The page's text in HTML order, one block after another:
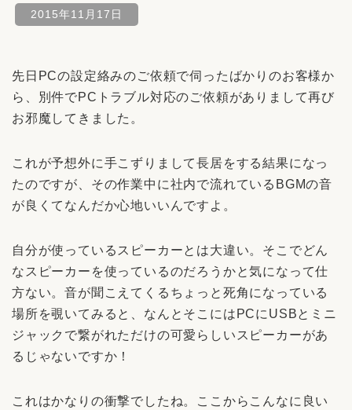
2015年11月17日
先日PCの設定絡みのご依頼で伺ったばかりのお客様か
ら、別件でPCトラブル対応のご依頼がありまして再び
お邪魔してきました。
これが予想外に手こずりまして長居をする結果になっ
たのですが、その作業中に社内で流れているBGMの音
が良くてなんだか心地いいんですよ。
自分が使っているスピーカーとは大違い。そこでどん
なスピーカーを使っているのだろうかと気になって仕
方ない。音が聞こえてくるちょっと死角になっている
場所を覗いてみると、なんとそこにはPCにUSBとミニ
ジャックで繋がれただけの可愛らしいスピーカーがあ
るじゃないですか！
これはかなりの衝撃でしたね。ここからこんなに良い